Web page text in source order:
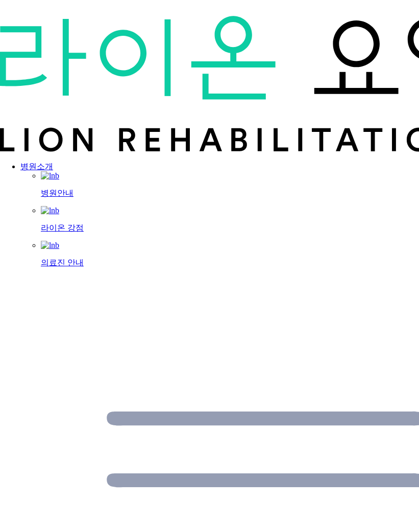
병원소개
병원안내
라이온 강점
의료진 안내